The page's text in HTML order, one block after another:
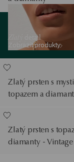
detail
Zobrazit produkty
Zobrazit produkty
Zlatý prsten s
topazem a
Zlatý prsten s
diamanty - Vintage